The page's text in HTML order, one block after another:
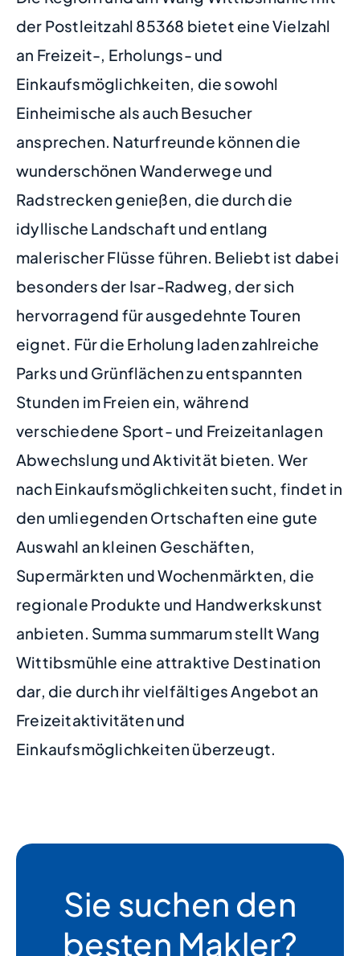
der Postleitzahl 85368 bietet eine Vielzahl
an Freizeit-, Erholungs- und
Einkaufsmöglichkeiten, die sowohl
Einheimische als auch Besucher
ansprechen. Naturfreunde können die
wunderschönen Wanderwege und
Radstrecken genießen, die durch die
idyllische Landschaft und entlang
malerischer Flüsse führen. Beliebt ist dabei
besonders der Isar-Radweg, der sich
hervorragend für ausgedehnte Touren
eignet. Für die Erholung laden zahlreiche
Parks und Grünflächen zu entspannten
Stunden im Freien ein, während
verschiedene Sport- und Freizeitanlagen
Abwechslung und Aktivität bieten. Wer
nach Einkaufsmöglichkeiten sucht, findet in
den umliegenden Ortschaften eine gute
Auswahl an kleinen Geschäften,
Supermärkten und Wochenmärkten, die
regionale Produkte und Handwerkskunst
anbieten. Summa summarum stellt Wang
Wittibsmühle eine attraktive Destination
dar, die durch ihr vielfältiges Angebot an
Freizeitaktivitäten und
Einkaufsmöglichkeiten überzeugt.
Sie suchen den
besten Makler?